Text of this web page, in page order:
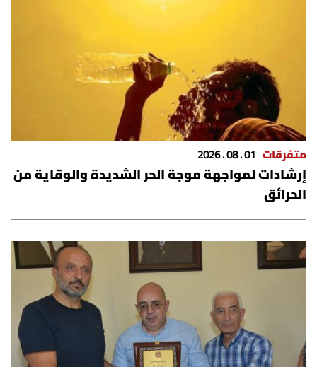
متفرقات 01 . 08 . 2026
إرشادات لمواجهة موجة الحر الشديدة والوقاية من
الحرائق